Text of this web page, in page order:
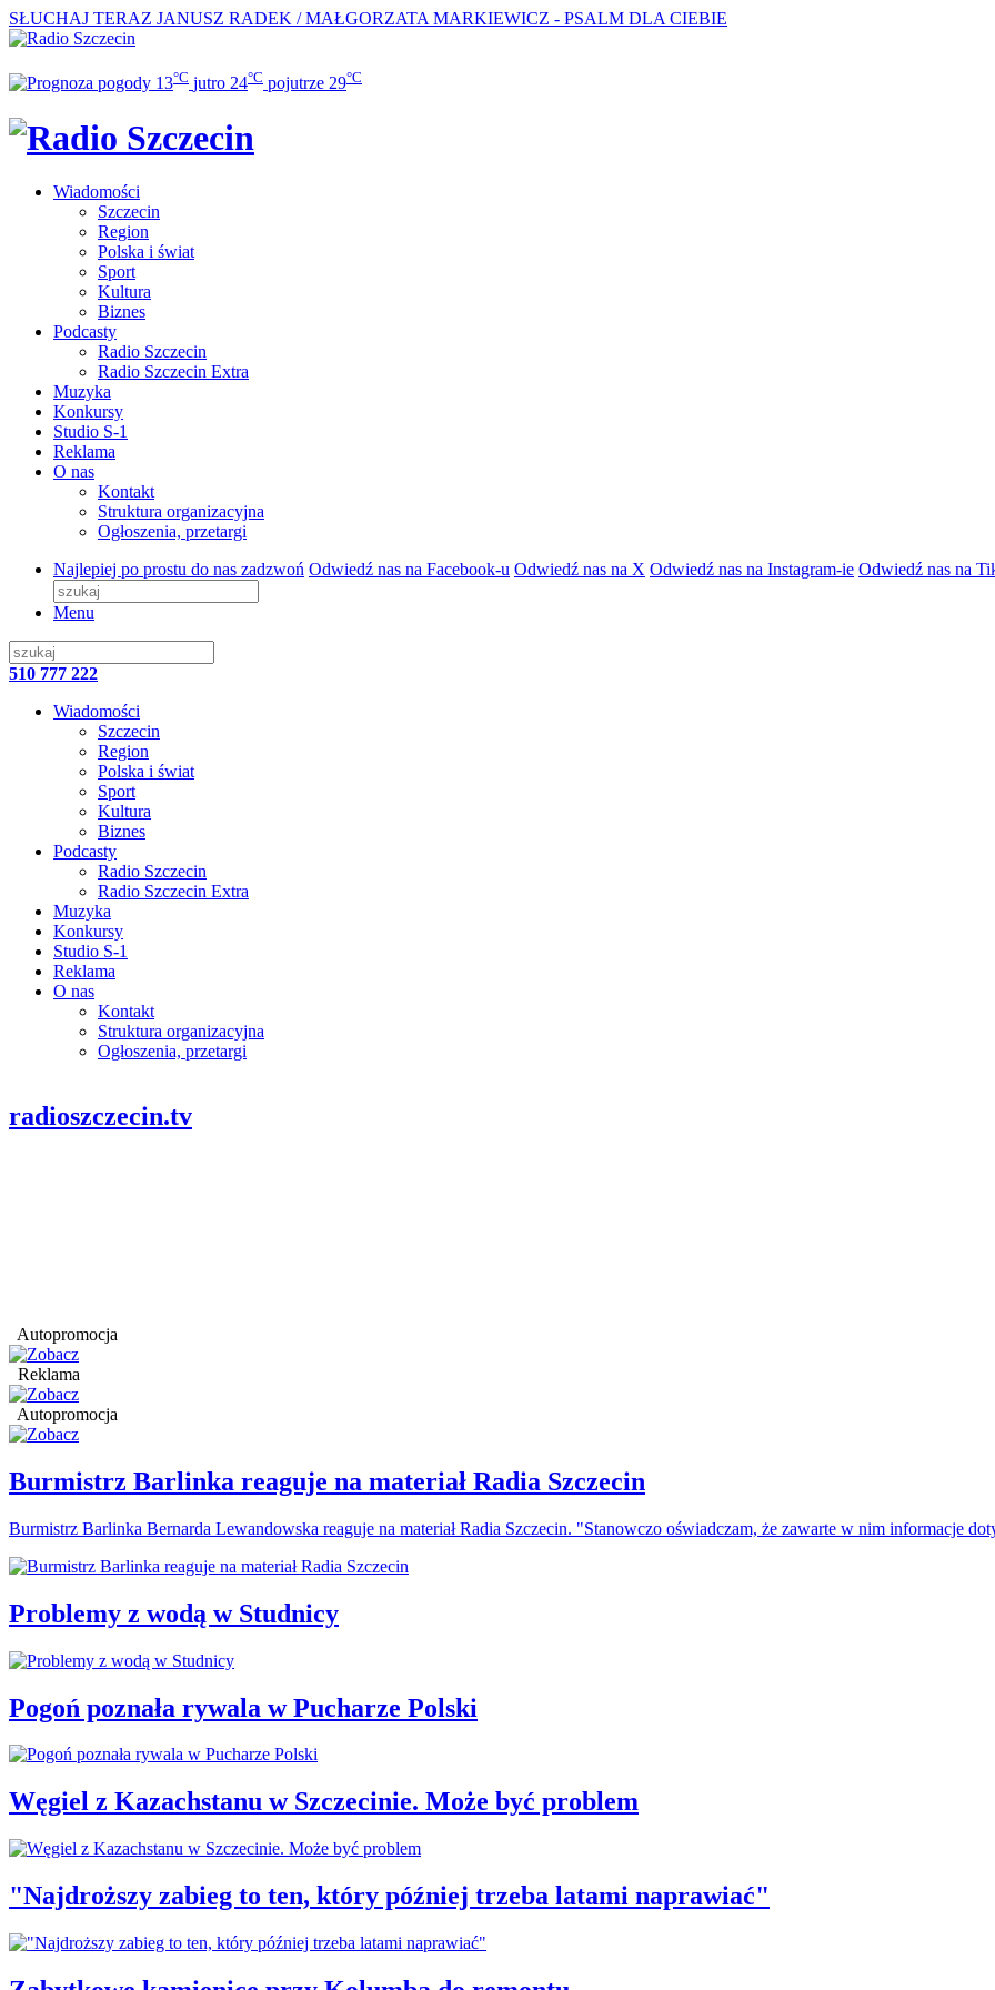
SŁUCHAJ TERAZ JANUSZ RADEK / MAŁGORZATA MARKIEWICZ - PSALM DLA CIEBIE
13°C jutro 24°C pojutrze 29°C
Wiadomości
Szczecin
Region
Polska i świat
Sport
Kultura
Biznes
Podcasty
Radio Szczecin
Radio Szczecin Extra
Muzyka
Konkursy
Studio S-1
Reklama
O nas
Kontakt
Struktura organizacyjna
Ogłoszenia, przetargi
Najlepiej po prostu do nas zadzwoń Odwiedź nas na Facebook-u Odwiedź nas na X Odwiedź nas na Instagram-ie Odwiedź nas na
Menu
510 777 222
Wiadomości
Szczecin
Region
Polska i świat
Sport
Kultura
Biznes
Podcasty
Radio Szczecin
Radio Szczecin Extra
Muzyka
Konkursy
Studio S-1
Reklama
O nas
Kontakt
Struktura organizacyjna
Ogłoszenia, przetargi
radioszczecin.tv
Autopromocja
Reklama
Autopromocja
Burmistrz Barlinka reaguje na materiał Radia Szczecin
Burmistrz Barlinka Bernarda Lewandowska reaguje na materiał Radia Szczecin. "Stanowczo oświadczam, że zawarte w nim informacje
Problemy z wodą w Studnicy
Pogoń poznała rywala w Pucharze Polski
Węgiel z Kazachstanu w Szczecinie. Może być problem
"Najdroższy zabieg to ten, który później trzeba latami naprawiać"